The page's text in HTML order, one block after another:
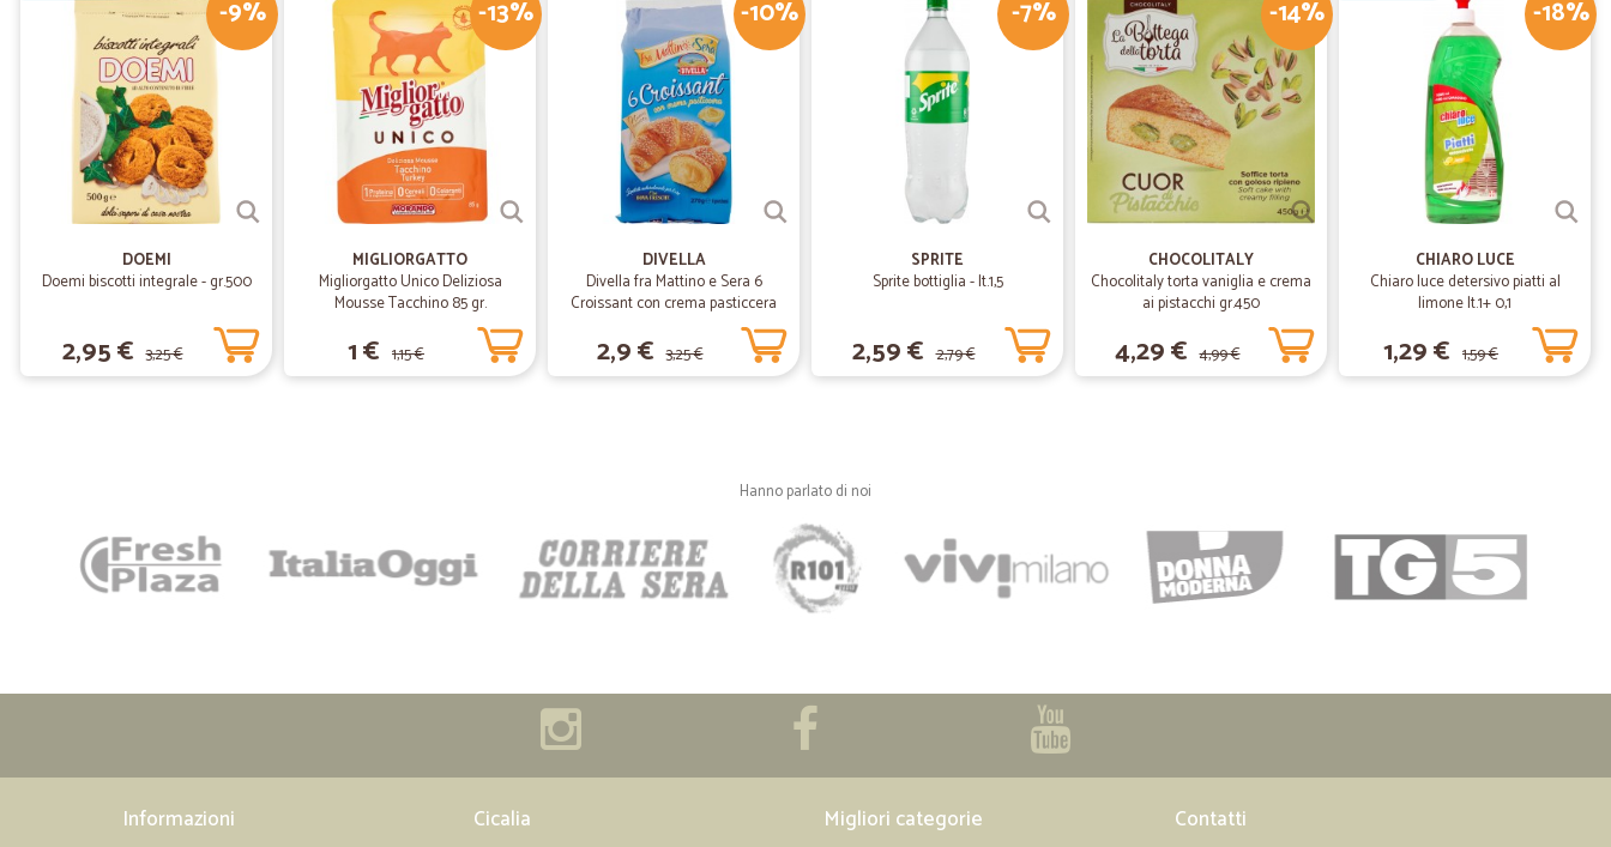
30/09/2021
Mi sono trovato bene e i prodotti sono…
Mi sono trovato bene e i prodotti sono buoni
05/08/2020
—Giuseppe A.
28/07/2020
Sorprendente
Non è molto tempo che ho scoperto Cicalia, ma oggi posso valutarne il servizio, la varietà
Buoni prezzi, prodotti e qualità del servizio. Migliorabili, a parer mio, i limiti imposti
-9%
DOEMI
Doemi biscotti integrale - gr.500
2,95 € 3,25 €
-13%
MIGLIORGATTO
Migliorgatto Unico Deliziosa
Mousse Tacchino 85 gr.
1 € 1,15 €
-10%
DIVELLA
Divella fra Mattino e Sera 6
Croissant con crema pasticcera
2,9 € 3,25 €
-7%
SPRITE
Sprite bottiglia - lt.1,5
2,59 € 2,79 €
-14%
CHOCOLITALY
Chocolitaly torta vaniglia e crema
ai pistacchi gr.450
4,29 € 4,99 €
-18%
CHIARO LUCE
Chiaro luce detersivo piatti al
limone lt.1+ 0,1
1,29 € 1,59 €
Hanno parlato di noi
Informazioni Cicalia Migliori categorie Contatti